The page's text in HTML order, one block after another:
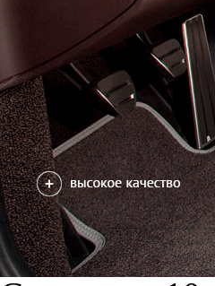
EVA
4 коврика2700
В корзину
Фурнитура